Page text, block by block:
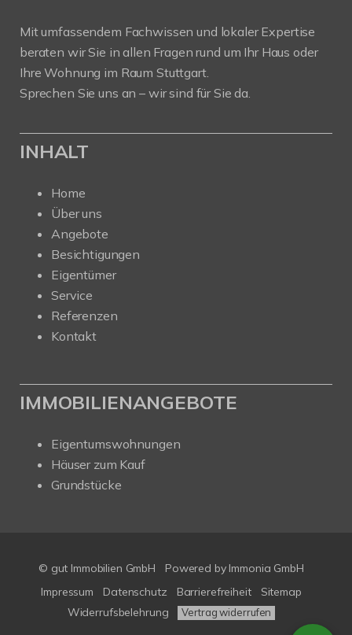
Mit umfassendem Fachwissen und lokaler Expertise
beraten wir Sie in allen Fragen rund um Ihr Haus oder
Ihre Wohnung im Raum Stuttgart.
Sprechen Sie uns an – wir sind für Sie da.
INHALT
Home
Über uns
Angebote
Besichtigungen
Eigentümer
Service
Referenzen
Kontakt
IMMOBILIENANGEBOTE
Eigentumswohnungen
Häuser zum Kauf
Grundstücke
© gut Immobilien GmbH Powered by Immonia GmbH
Impressum
Datenschutz Barrierefreiheit
Sitemap
Widerrufsbelehrung
Vertrag widerrufen